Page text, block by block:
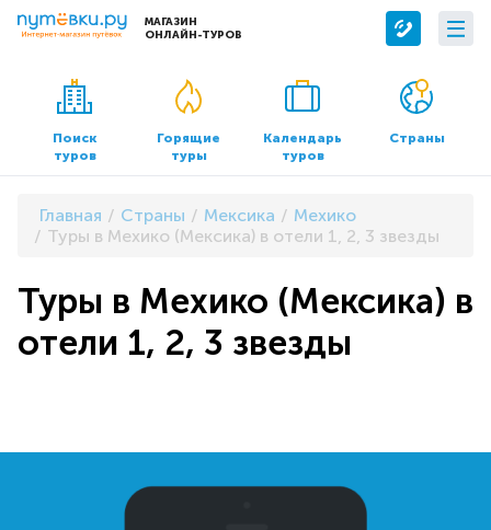
МАГАЗИН
ОНЛАЙН-ТУРОВ
Сервисы
Бронирование отелей
Трансфер
О компании
О нас
Контакты
Документы и реквизиты
Поиск
туров
Горящие
туры
Календарь
туров
Страны
Главная Страны Мексика
Мехико
Туры в Мехико (Мексика) в отели 1, 2, 3 звезды
Туры в Мехико (Мексика) в
отели 1, 2, 3 звезды